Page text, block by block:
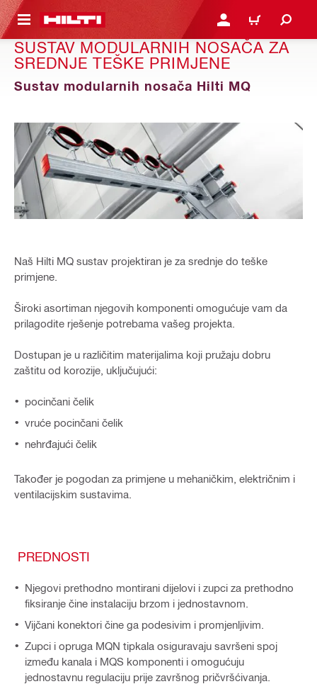
GLAVNI SADRŽAJ PRIJAVI SE ILI SE
KOŠARICA
SUSTAV MODULARNIH NOSAČA ZA
SREDNJE TEŠKE PRIMJENE
Sustav modularnih nosača Hilti MQ
Naš Hilti MQ sustav projektiran je za srednje do teške
primjene.
Široki asortiman njegovih komponenti omogućuje vam da
prilagodite rješenje potrebama vašeg projekta.
Dostupan je u različitim materijalima koji pružaju dobru
zaštitu od korozije, uključujući:
pocinčani čelik
vruće pocinčani čelik
nehrđajući čelik
Također je pogodan za primjene u mehaničkim, električnim i
ventilacijskim sustavima.
PREDNOSTI
Njegovi prethodno montirani dijelovi i zupci za prethodno
fiksiranje čine instalaciju brzom i jednostavnom.
Vijčani konektori čine ga podesivim i promjenljivim.
Zupci i opruga MQN tipkala osiguravaju savršeni spoj
između kanala i MQS komponenti i omogućuju
jednostavnu regulaciju prije završnog pričvršćivanja.